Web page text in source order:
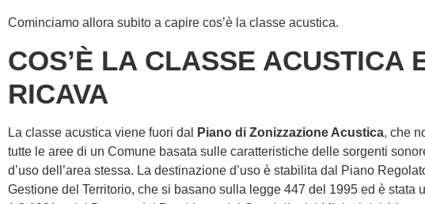
Cominciamo allora subito a capire cos’è la classe acustica.
COS’È LA CLASSE ACUSTICA
RICAVA
La classe acustica viene fuori dal Piano di Zonizzazione Acustica, che
tutte le aree di un Comune basata sulle caratteristiche delle sorgenti
d’uso dell’area stessa. La destinazione d’uso è stabilita dal Piano
Gestione del Territorio, che si basano sulla legge 447 del 1995 ed è stata